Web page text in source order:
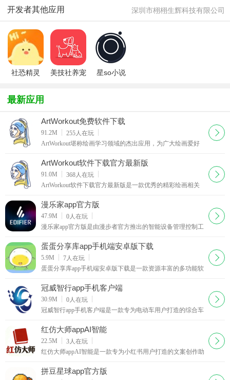
HoYoLAB）
开发者其他应用 深圳市栩栩生辉科技有限公司
社恐精灵
新版
美技社养宠
星so小说
最新应用
ArtWorkout免费软件下载
91.2M 255人在玩
ArtWorkout堪称绘画学习领域的杰出应用，为广大绘画爱好
步绘制教程，零基础的初次使用，也能迅速跟上节奏
下载
ArtWorkout软件下载官方最新版
91.0M 368人在玩
ArtWorkout软件下载官方最新版是一款优秀的精彩绘画相关
为用户们准备特色十足的绘画工具，涵盖了趣味十足
下载
漫乐家app官方版
47.9M 0人在玩
漫乐家app官方版是由漫步者官方推出的智能设备管理控制工
型号的智能音响，提供实时状态，远程启停，播放蓝
下载
蛋蛋分享库app手机端安卓版下载
5.9M 7人在玩
蛋蛋分享库app手机端安卓版下载是一款资源丰富的多功能软
载链接，可通过平台进行本地快捷下载一键安装。同
下载
冠威智行app手机客户端
30.9M 0人在玩
冠威智行app手机客户端是一款专为电动车用户打造的综合车
过软件实时查看车辆状态信息，剩余电量，地理位置
下载
红仿大师appAI智能
22.5M 3人在玩
红仿大师appAI智能是一款专为小红书用户打造的文案创作助
即可一键提取，进行分析拆解并且生成爆款文案。
下载
拼豆星球app官方版